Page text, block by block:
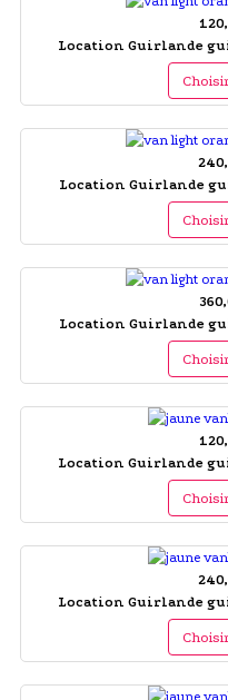
Location Guirlande
Location Guirlande
Location Guirlande
Location Guirlande
Location Guirlande